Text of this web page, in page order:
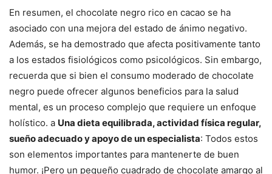
En resumen, el chocolate negro rico en cacao se ha
asociado con una mejora del estado de ánimo negativo.
Además, se ha demostrado que afecta positivamente tanto
a los estados fisiológicos como psicológicos. Sin embargo,
recuerda que si bien el consumo moderado de chocolate
negro puede ofrecer algunos beneficios para la salud
mental, es un proceso complejo que requiere un enfoque
holístico. a Una dieta equilibrada, actividad física regular,
sueño adecuado y apoyo de un especialista: Todos estos
son elementos importantes para mantenerte de buen
humor. ¡Pero un pequeño cuadrado de chocolate amargo al